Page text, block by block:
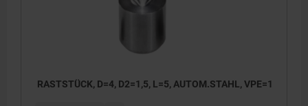
RASTSTÜCK, D=4, D2=1,5, L=5, AUTOM.STAHL, VPE=1